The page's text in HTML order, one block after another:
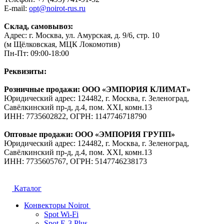
E-mail: opt@noirot-rus.ru
Склад, самовывоз:
Адрес: г. Москва, ул. Амурская, д. 9/6, стр. 10
(м Щёлковская, МЦК Локомотив)
Пн-Пт: 09:00-18:00
Реквизиты:
Розничные продажи: ООО «ЭМПОРИЯ КЛИМАТ»
Юридический адрес: 124482, г. Москва, г. Зеленоград,
Савёлкинский пр-д, д.4, пом. XXI, комн.13
ИНН: 7735602822, ОГРН: 1147746718790
Оптовые продажи: ООО «ЭМПОРИЯ ГРУПП»
Юридический адрес: 124482, г. Москва, г. Зеленоград,
Савёлкинский пр-д, д.4, пом. XXI, комн.13
ИНН: 7735605767, ОГРН: 5147746238173
Каталог
Конвекторы Noirot
Spot Wi-Fi